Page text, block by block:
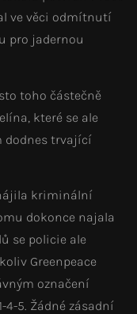
ve věci odmítnutí
pro jadernou
toho částečně
které se ale
dodnes trvající
kriminální
dokonce najala
se policie ale
Greenpeace
označení
5. Žádné zásadní